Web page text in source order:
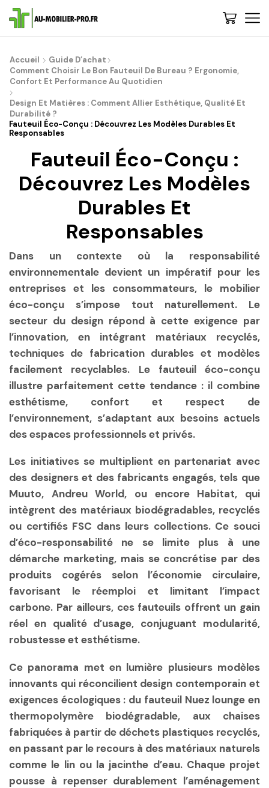
Accueil
Guide D’achat
Comment Choisir Le Bon Fauteuil De Bureau ? Ergonomie,
Confort Et Performance Au Quotidien
Design Et Matières : Comment Allier Esthétique, Qualité Et
Durabilité ?
Fauteuil Éco-Conçu : Découvrez Les Modèles Durables Et
Responsables
Fauteuil Éco-Conçu :
Découvrez Les Modèles
Durables Et
Responsables
Dans un contexte où la responsabilité
environnementale devient un impératif pour les
entreprises et les consommateurs, le mobilier
éco-conçu s’impose tout naturellement. Le
secteur du design répond à cette exigence par
l’innovation, en intégrant matériaux recyclés,
techniques de fabrication durables et modèles
facilement recyclables. Le fauteuil éco-conçu
illustre parfaitement cette tendance : il combine
esthétisme, confort et respect de
l’environnement, s’adaptant aux besoins actuels
des espaces professionnels et privés.
Les initiatives se multiplient en partenariat avec
des designers et des fabricants engagés, tels que
Muuto, Andreu World, ou encore Habitat, qui
intègrent des matériaux biodégradables, recyclés
ou certifiés FSC dans leurs collections. Ce souci
d’éco-responsabilité ne se limite plus à une
démarche marketing, mais se concrétise par des
produits cogérés selon l’économie circulaire,
favorisant le réemploi et limitant l’impact
carbone. Par ailleurs, ces fauteuils offrent un gain
réel en qualité d’usage, conjuguant modularité,
robustesse et esthétisme.
Ce panorama met en lumière plusieurs modèles
innovants qui réconcilient design contemporain et
exigences écologiques : du fauteuil Nuez lounge en
thermopolymère biodégradable, aux chaises
fabriquées à partir de déchets plastiques recyclés,
en passant par le recours à des matériaux naturels
comme le lin ou la jacinthe d’eau. Chaque projet
pousse à repenser durablement l’aménagement
De : Au-Mobilier-Pro
Bienvenue, 🚀 Etape 1 : Nous vous conseillons de découvrir les
gammes et choisir votre style - Cliquez-ici | 💡 Trop de choix ? Besoin